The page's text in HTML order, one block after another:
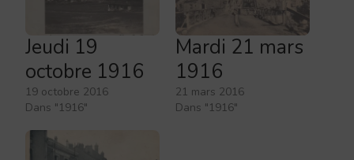
Jeudi 19
octobre 1916
19 octobre 2016
Dans "1916"
Mardi 21 mars
1916
21 mars 2016
Dans "1916"